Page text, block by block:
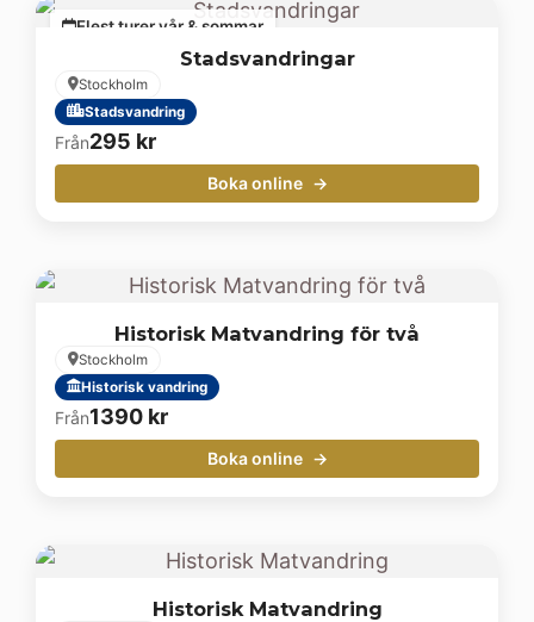
Flest turer vår & sommar
Stadsvandringar
Stockholm
Stadsvandring
Från295 kr
Boka online
Historisk Matvandring för två
Stockholm
Historisk vandring
Från1390 kr
Boka online
Historisk Matvandring